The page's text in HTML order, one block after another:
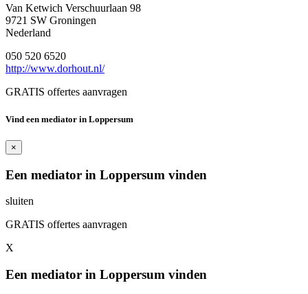
Van Ketwich Verschuurlaan 98
9721 SW Groningen
Nederland
050 520 6520
http://www.dorhout.nl/
GRATIS offertes aanvragen
Vind een mediator in Loppersum
×
Een mediator in Loppersum vinden
sluiten
GRATIS offertes aanvragen
X
Een mediator in Loppersum vinden